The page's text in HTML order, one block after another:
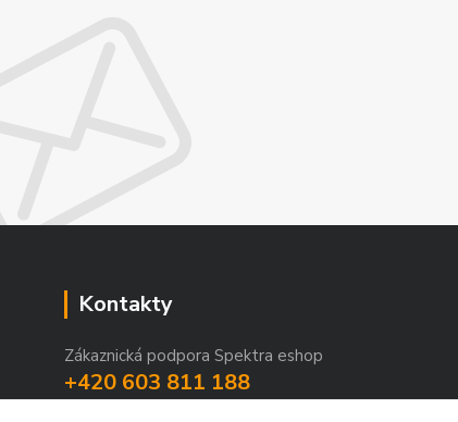
Kontakty
Zákaznická podpora Spektra eshop
+420 603 811 188